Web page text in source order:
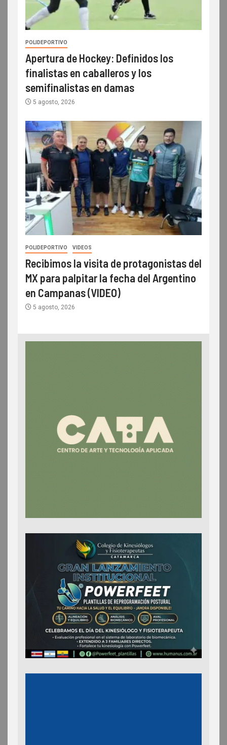
POLIDEPORTIVO
Apertura de Hockey: Definidos los
finalistas en caballeros y los
semifinalistas en damas
5 agosto, 2026
POLIDEPORTIVO VIDEOS
Recibimos la visita de protagonistas del
MX para palpitar la fecha del Argentino
en Campanas (VIDEO)
5 agosto, 2026